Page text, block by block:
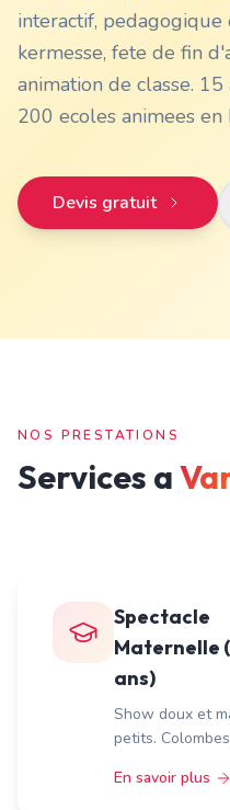
interactif,
kermesse, fete de fin
animation de classe.
200 ecoles animees en
Devis gratuit
NOS PRESTATIONS
Services a
Spectacle
Maternelle
ans)
Show doux et
petits.
En savoir plus